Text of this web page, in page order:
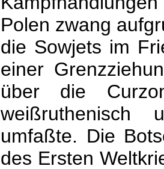
Polen zwang
die Sowjets im
einer
über die
weißruthenisch
umfaßte. Die
des Ersten